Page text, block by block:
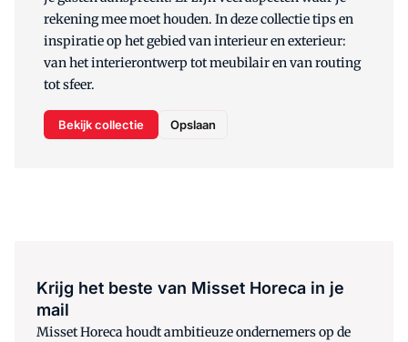
rekening mee moet houden. In deze collectie tips en
inspiratie op het gebied van interieur en exterieur:
van het interierontwerp tot meubilair en van routing
tot sfeer.
Bekijk collectie Opslaan
Krijg het beste van Misset Horeca in je
mail
Misset Horeca houdt ambitieuze ondernemers op de